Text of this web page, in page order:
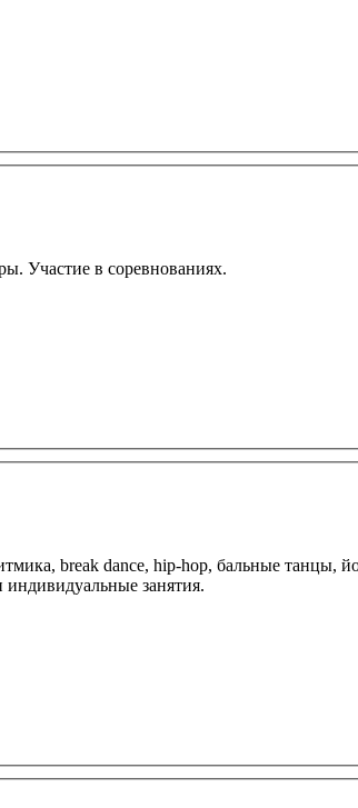
Участие в соревнованиях.
break dance, hip-hop, бальные танцы,
индивидуальные занятия.